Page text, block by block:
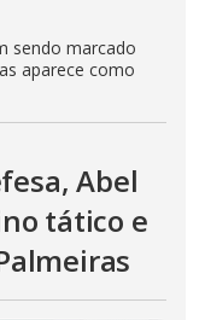
sendo marcado
aparece como
Abel
tático e